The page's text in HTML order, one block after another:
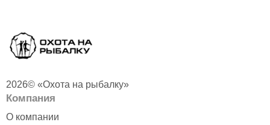
2026© «Охота на рыбалку»
Компания
О компании